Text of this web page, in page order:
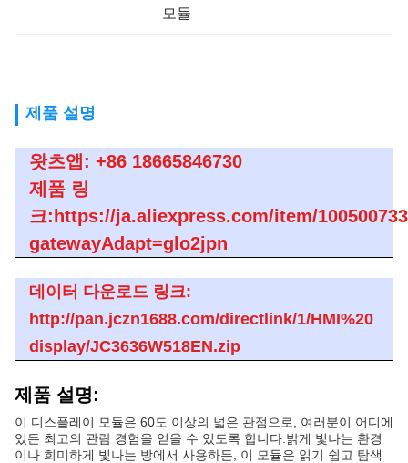
모듈
제품 설명
왓츠앱: +86 18665846730
제품 링
크:https://ja.aliexpress.com/item/
gatewayAdapt=glo2jpn
데이터 다운로드 링크:
http://pan.jczn1688.com/directlink/1/HMI%20
display/JC3636W518EN.zip
제품 설명:
이 디스플레이 모듈은 60도 이상의 넓은 관점으로, 여러분이 어디에
있든 최고의 관람 경험을 얻을 수 있도록 합니다.밝게 빛나는 환경
이나 희미하게 빛나는 방에서 사용하든, 이 모듈은 읽기 쉽고 탐색